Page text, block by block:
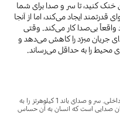
کنید، تا سر و صدا برای شما
ایجاد می‌کند، اما از آنجا
بی‌صدا کار می‌کند. وقتی
جریان مبرّد را کاهش می‌دهد و
محیط را به حداقل می‌رساند.
* بر اساس آزمایش انجام‌شده در یک آزمایشگاه داخلی. سر و صدای باند 1 کیلوهرتز را به
صدایی است که انسان به آن حساس